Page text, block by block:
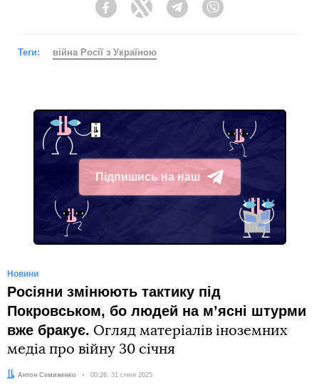
FacebookTwitter Telegram
Теги: війна Росії з Україною
Підпишись на наш
Telegram
Новини
Росіяни змінюють тактику під
Покровськом, бо людей на мʼясні штурми
вже бракує. Огляд матеріалів іноземних
медіа про війну 30 січня
Автор:
Антон Семиженко Дата:
00:26, 31 січня 2025